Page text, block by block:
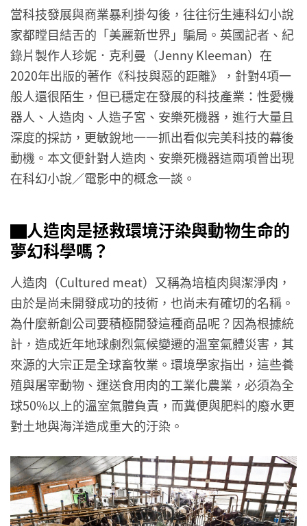
當科技發展與商業暴利掛勾後，往往衍生連科幻小說
家都瞠目結舌的「美麗新世界」騙局。英國記者、紀
錄片製作人珍妮．克利曼（Jenny Kleeman）在
2020年出版的著作《科技與惡的距離》，針對4項一
般人還很陌生，但已穩定在發展的科技產業：性愛機
器人、人造肉、人造子宮、安樂死機器，進行大量且
深度的採訪，更敏銳地一一抓出看似完美科技的幕後
動機。本文便針對人造肉、安樂死機器這兩項曾出現
在科幻小說／電影中的概念一談。
▇人造肉是拯救環境汙染與動物生命的
夢幻科學嗎？
人造肉（Cultured meat）又稱為培植肉與潔淨肉，
由於是尚未開發成功的技術，也尚未有確切的名稱。
為什麼新創公司要積極開發這種商品呢？因為根據統
計，造成近年地球劇烈氣候變遷的溫室氣體災害，其
來源的大宗正是全球畜牧業。環境學家指出，這些養
殖與屠宰動物、運送食用肉的工業化農業，必須為全
球50%以上的溫室氣體負責，而糞便與肥料的廢水更
對土地與海洋造成重大的汙染。